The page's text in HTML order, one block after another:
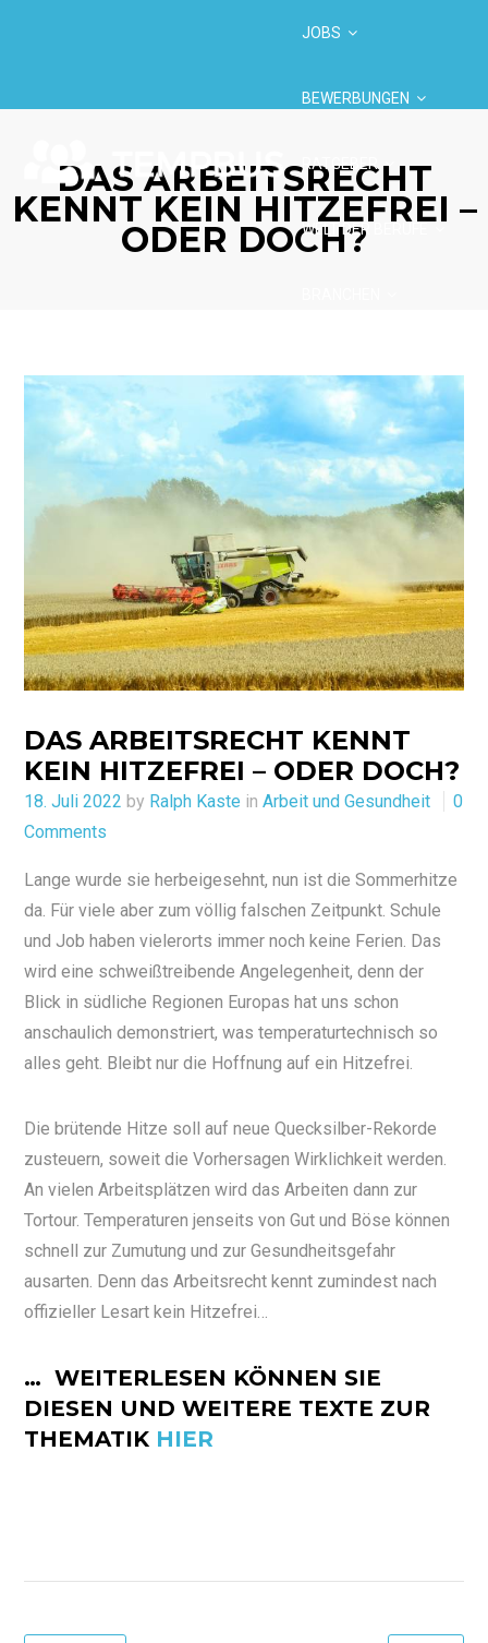
JOBS
BEWERBUNGEN
RATGEBER
WELT DER BERUFE
DAS ARBEITSRECHT
KENNT KEIN HITZEFREI –
ODER DOCH?
DAS ARBEITSRECHT KENNT
KEIN HITZEFREI – ODER DOCH?
Posted
on
18. Juli 2022 by Ralph Kaste inArbeit und Gesundheit
0
Comments
Lange wurde sie herbeigesehnt, nun ist die Sommerhitze
da. Für viele aber zum völlig falschen Zeitpunkt. Schule
und Job haben vielerorts immer noch keine Ferien. Das
wird eine schweißtreibende Angelegenheit, denn der
Blick in südliche Regionen Europas hat uns schon
anschaulich demonstriert, was temperaturtechnisch so
alles geht. Bleibt nur die Hoffnung auf ein Hitzefrei.
Die brütende Hitze soll auf neue Quecksilber-Rekorde
zusteuern, soweit die Vorhersagen Wirklichkeit werden.
An vielen Arbeitsplätzen wird das Arbeiten dann zur
Tortour. Temperaturen jenseits von Gut und Böse können
schnell zur Zumutung und zur Gesundheitsgefahr
ausarten. Denn das Arbeitsrecht kennt zumindest nach
offizieller Lesart kein Hitzefrei…
… WEITERLESEN KÖNNEN SIE
DIESEN UND WEITERE TEXTE ZUR
THEMATIK HIER